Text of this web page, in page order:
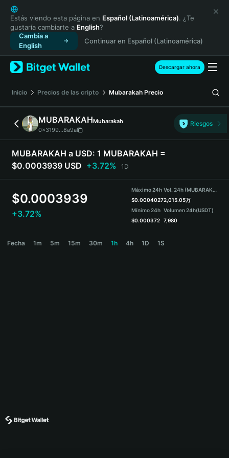
English
日本語
Tiếng Việt
Русский
Español (Latinoamérica)
Türkçe
Français
Deutsch
简体中文
繁體中文
Português (Portugal)
Bahasa Indonesia
ภาษาไทย
हिन्दी
Español
Português (Brasil)
Estás viendo esta página en Español (Latinoamérica). ¿Te
gustaría cambiarte a English?
Cambia a
English
Continuar en Español (Latinoamérica)
Descargar ahora
Inicio Precios de las cripto Mubarakah Precio
MUBARAKAHMubarakah
0x3199...8a9a
Riesgos
MUBARAKAH a USD: 1 MUBARAKAH =
$0.0003939 USD +3.72% 1D
$0.0003939
+3.72%
Máximo 24h
$0.0004027
Mínimo 24h
$0.000372
Vol. 24h (MUBARAKAH)
2,015.05万
Volumen 24h(USDT)
7,980
Fecha 1m 5m 15m 30m 1h 4h 1D 1S